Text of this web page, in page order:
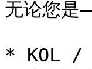
无论您是
* KOL /